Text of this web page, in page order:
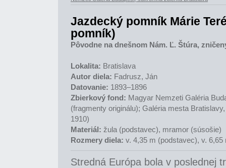
Jazdecký pomník Márie
pomník)
Pôvodne na dnešnom Nám. Ľ. Štúra,
Lokalita: Bratislava
Autor diela: Fadrusz, Ján
Datovanie: 1893–1896
Zbierkový fond: Magyar Nemzeti Galéria
(fragmenty originálu); Galéria mesta
1910)
Materiál: žula (podstavec), mramor (súsošie)
Rozmery diela: v. 4,35 m (podstavec), v. 6,65
Stredná Európa bola v poslednej